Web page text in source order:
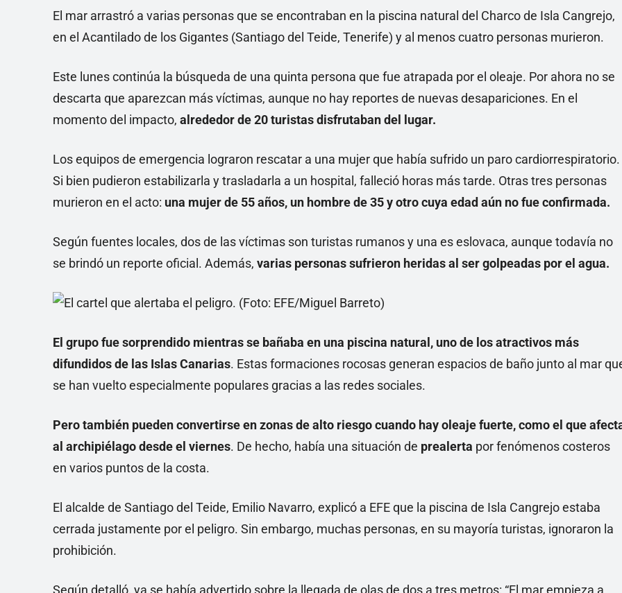
El mar arrastró a varias personas que se encontraban en la piscina natural del Charco de Isla Cangrejo,
en el Acantilado de los Gigantes (Santiago del Teide, Tenerife) y al menos cuatro personas murieron.
Este lunes continúa la búsqueda de una quinta persona que fue atrapada por el oleaje. Por ahora no se
descarta que aparezcan más víctimas, aunque no hay reportes de nuevas desapariciones. En el
momento del impacto, alrededor de 20 turistas disfrutaban del lugar.
Los equipos de emergencia lograron rescatar a una mujer que había sufrido un paro cardiorrespiratorio.
Si bien pudieron estabilizarla y trasladarla a un hospital, falleció horas más tarde. Otras tres personas
murieron en el acto: una mujer de 55 años, un hombre de 35 y otro cuya edad aún no fue confirmada.
Según fuentes locales, dos de las víctimas son turistas rumanos y una es eslovaca, aunque todavía no
se brindó un reporte oficial. Además, varias personas sufrieron heridas al ser golpeadas por el agua.
El grupo fue sorprendido mientras se bañaba en una piscina natural, uno de los atractivos más
difundidos de las Islas Canarias. Estas formaciones rocosas generan espacios de baño junto al mar
se han vuelto especialmente populares gracias a las redes sociales.
Pero también pueden convertirse en zonas de alto riesgo cuando hay oleaje fuerte, como el que
al archipiélago desde el viernes. De hecho, había una situación de prealerta por fenómenos costeros
en varios puntos de la costa.
El alcalde de Santiago del Teide, Emilio Navarro, explicó a EFE que la piscina de Isla Cangrejo estaba
cerrada justamente por el peligro. Sin embargo, muchas personas, en su mayoría turistas, ignoraron la
prohibición.
Según detalló, ya se había advertido sobre la llegada de olas de dos a tres metros: “El mar empieza a